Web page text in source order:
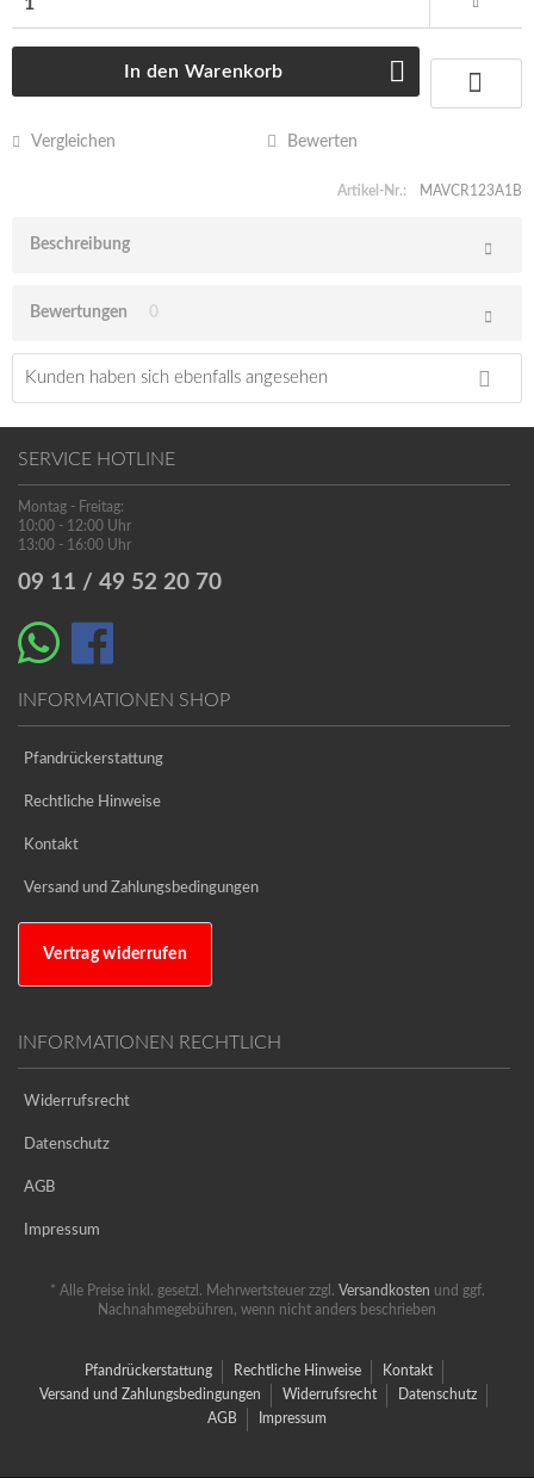
In den Warenkorb
Vergleichen Bewerten
Artikel-Nr.: MAVCR123A1B
Beschreibung
Bewertungen 0
Kunden haben sich ebenfalls angesehen
SERVICE HOTLINE
Montag - Freitag:
10:00 - 12:00 Uhr
13:00 - 16:00 Uhr
09 11 / 49 52 20 70
INFORMATIONEN SHOP
Pfandrückerstattung
Rechtliche Hinweise
Kontakt
Versand und Zahlungsbedingungen
Vertrag widerrufen
INFORMATIONEN RECHTLICH
Widerrufsrecht
Datenschutz
AGB
Impressum
* Alle Preise inkl. gesetzl. Mehrwertsteuer zzgl. Versandkosten und ggf.
Nachnahmegebühren, wenn nicht anders beschrieben
Pfandrückerstattung Rechtliche Hinweise
Kontakt
Versand und Zahlungsbedingungen
Widerrufsrecht
Datenschutz
AGB
Impressum